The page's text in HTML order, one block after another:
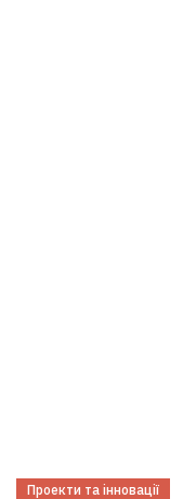
Проекти та інновації